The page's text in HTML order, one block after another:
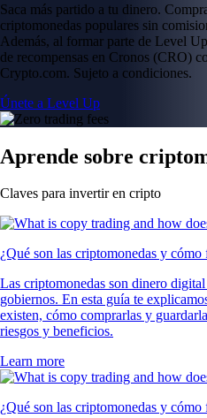
Saca más partido a tu dinero.
criptomonedas populares sin
Además, al formar parte de Level
de recompensas en Cronos (CRO)
Crypto.com. Sujeto a condiciones.
Únete a Level Up
Aprende sobre
Claves para invertir en cripto
¿Qué son las criptomonedas y cómo
Las criptomonedas son dinero
gobiernos. En esta guía te
existen, cómo comprarlas y
riesgos y beneficios.
Learn more
¿Qué son las criptomonedas y cómo